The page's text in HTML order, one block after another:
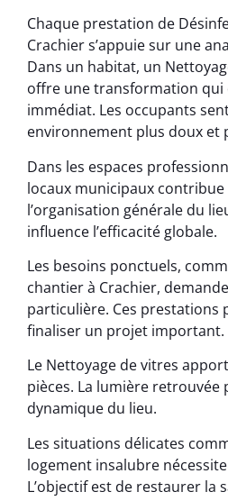
Chaque prestation de
Crachier s’appuie sur une
Dans un habitat, un
offre une transformation qui
immédiat. Les occupants
environnement plus doux et
Dans les espaces
locaux municipaux
l’organisation générale du
influence l’efficacité globale.
Les besoins ponctuels,
chantier à Crachier,
particulière. Ces prestations
finaliser un projet important.
Le Nettoyage de vitres
pièces. La lumière retrouvée
dynamique du lieu.
Les situations délicates
logement insalubre
L’objectif est de restaurer la